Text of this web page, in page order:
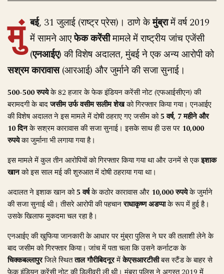
मुं बई, 31 जुलाई (राष्ट्र प्रेस)। ठाणे केमुंब्रामें वर्ष 2019
में सामने आएफेक करेंसीमामले में राष्ट्रीय जांच एजेंसी
(एनआईए) की विशेष अदालत, मुंबई ने एक अन्य आरोपी को
सश्रम कारावास(आरआई) और जुर्माने की सजा सुनाई।
500-500 रुपयेके 82 हजार के फेक इंडियन करेंसी नोट (एफआईसीएन) की
बरामदगी के बादजसीम उर्फ वसीम सलीम शेखको गिरफ्तार किया गया। एनआईए
की विशेष अदालत ने इस मामले में दोषी ठहराए गए जसीम को5 वर्ष, 7 महीने और
10 दिनके सश्रम कारावास की सजा सुनाई। इसके साथ ही उस पर 10,000
रुपयेका जुर्माना भी लगाया गया है।
इस मामले में कुल तीन आरोपियों को गिरफ्तार किया गया था और उनमें से एकइशाक
खानको इस साल मई की शुरुआत में दोषी ठहराया गया था।
अदालत ने इशाक खान को5 वर्षके कठोर कारावास और 10,000 रुपयेके जुर्माने
की सजा सुनाई थी। तीसरे आरोपी की पहचानराधाकृष्ण अडप्पाके रूप में हुई है।
उसके खिलाफ मुकदमा चल रहा है।
एनआईए की खुफिया जानकारी के आधार पर मुंब्रा पुलिस ने घर की तलाशी लेने के
बाद जसीम को गिरफ्तार किया। जांच में पता चला कि उसने कर्नाटक के
चिक्कबल्लापुरजिले स्थितताल गौरीबिदनूरमेंकेएसआरटीसीबस स्टैंड के बाहर से